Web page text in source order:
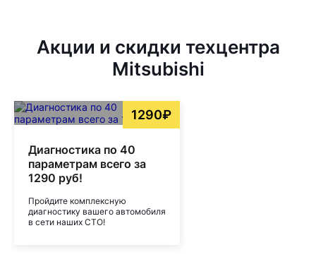
Акции и скидки техцентра
Mitsubishi
1290₽
Диагностика по 40
параметрам всего за
1290 руб!
Пройдите комплексную
диагностику вашего автомобиля
в сети наших СТО!